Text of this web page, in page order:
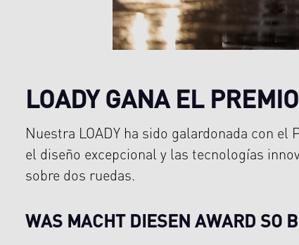
LOADY GANA EL
Nuestra LOADY ha sido galardonada con
el diseño excepcional y las tecnologías
sobre dos ruedas.
WAS MACHT DIESEN AWARD SO